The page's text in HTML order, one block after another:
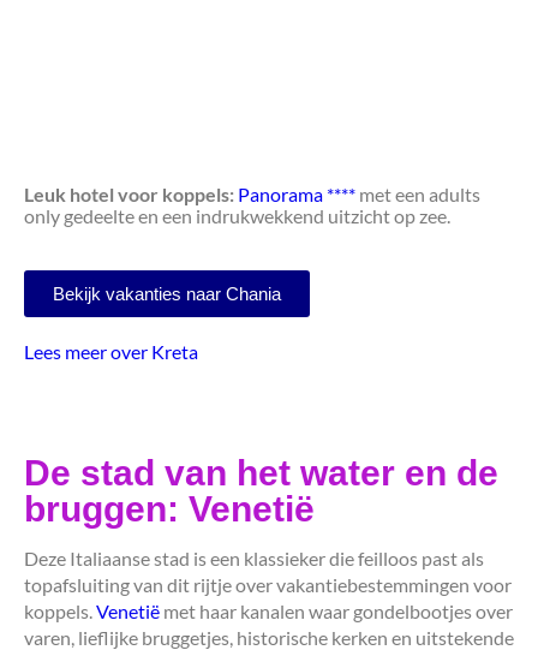
Leuk hotel voor koppels: Panorama **** met een adults
only gedeelte en een indrukwekkend uitzicht op zee.
Bekijk vakanties naar Chania
Lees meer over Kreta
De stad van het water en de
bruggen: Venetië
Deze Italiaanse stad is een klassieker die feilloos past als
topafsluiting van dit rijtje over vakantiebestemmingen voor
koppels. Venetië met haar kanalen waar gondelbootjes over
varen, lieflijke bruggetjes, historische kerken en uitstekende